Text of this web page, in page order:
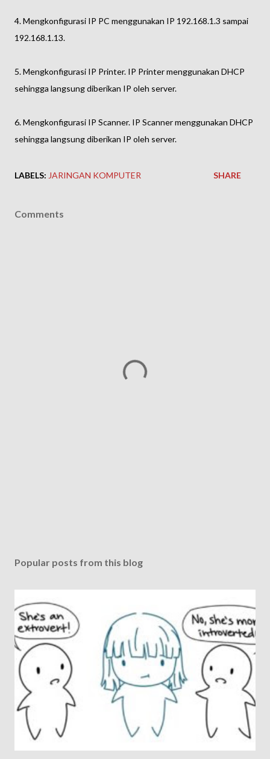
4. Mengkonfigurasi IP PC menggunakan IP 192.168.1.3 sampai
192.168.1.13.
5. Mengkonfigurasi IP Printer. IP Printer menggunakan DHCP
sehingga langsung diberikan IP oleh server.
6. Mengkonfigurasi IP Scanner. IP Scanner menggunakan DHCP
sehingga langsung diberikan IP oleh server.
LABELS: JARINGAN KOMPUTER SHARE
Comments
Popular posts from this blog